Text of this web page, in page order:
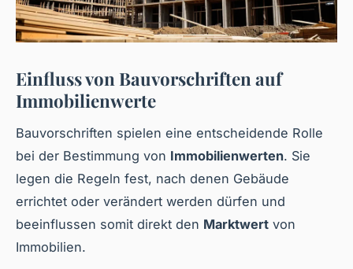
Einfluss von Bauvorschriften auf
Immobilienwerte
Bauvorschriften spielen eine entscheidende Rolle
bei der Bestimmung von Immobilienwerten. Sie
legen die Regeln fest, nach denen Gebäude
errichtet oder verändert werden dürfen und
beeinflussen somit direkt den Marktwert von
Immobilien.